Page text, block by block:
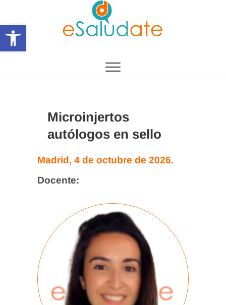
Abrir barra de herramientas
contenido
Microinjertos
autólogos en sello
Madrid, 4 de octubre de 2026.
Docente: